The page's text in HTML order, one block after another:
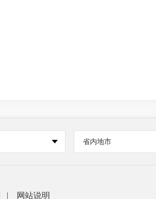
省内地市
网站说明